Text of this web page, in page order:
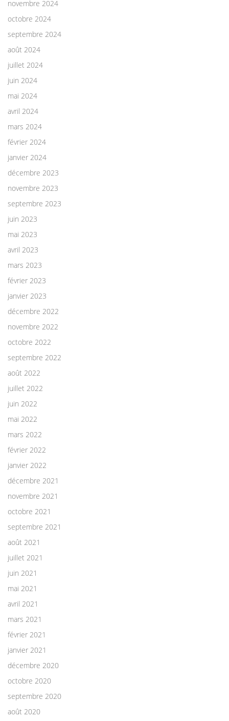
novembre 2024
octobre 2024
septembre 2024
août 2024
juillet 2024
juin 2024
mai 2024
avril 2024
mars 2024
février 2024
janvier 2024
décembre 2023
novembre 2023
septembre 2023
juin 2023
mai 2023
avril 2023
mars 2023
février 2023
janvier 2023
décembre 2022
novembre 2022
octobre 2022
septembre 2022
août 2022
juillet 2022
juin 2022
mai 2022
mars 2022
février 2022
janvier 2022
décembre 2021
novembre 2021
octobre 2021
septembre 2021
août 2021
juillet 2021
juin 2021
mai 2021
avril 2021
mars 2021
février 2021
janvier 2021
décembre 2020
octobre 2020
septembre 2020
août 2020